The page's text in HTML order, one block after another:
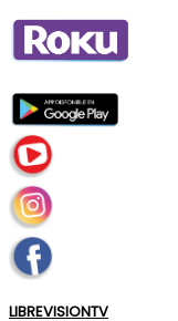
LIBREVISIONTV